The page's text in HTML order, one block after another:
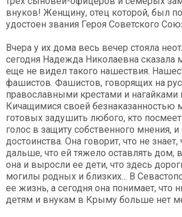
внуков! Женщину, отец которой, был
удостоен звания Героя Советского
Вчера у их дома весь вечер стояла
сегодня Надежда Николаевна сказала
еще не видел такого нашествия.
фашистов. Фашистов, говорящих на
православными крестами и нагайками
Кичащимися своей безнаказанностью
готовых задушить любого, кто
голос в защиту собственного мнения, и
достоинства. Она говорит, что не знает,
дальше, что ей тяжело оставлять дом,
она и выросли ее дети, что здесь
могилы родных и близких... В
ее жизнь, а сегодня она понимает, что
детям и внукам в Крыму больше нет